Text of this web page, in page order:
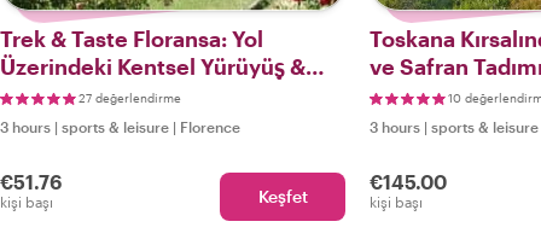
Trek & Taste Floransa: Yol
Üzerindeki Kentsel Yürüyüş &
Lezzet Deneyimi
27 değerlendirme
3 hours | sports & leisure | Florence
€51.76
kişi başı Keşfet
Toskana
ve Safran
10
3 hours | sports & leisure
€145.00
kişi başı